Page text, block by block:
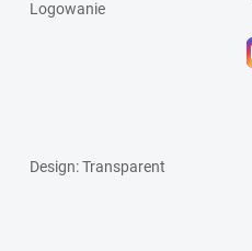
Logowanie
Design: Transparent